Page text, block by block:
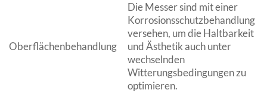
Oberflächenbehandlung
Die Messer sind mit einer
Korrosionsschutzbehandlung
versehen, um die Haltbarkeit
und Ästhetik auch unter
wechselnden
Witterungsbedingungen zu
optimieren.